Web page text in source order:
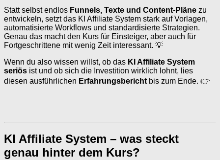
Statt selbst endlos Funnels, Texte und Content-Pläne zu
entwickeln, setzt das KI Affiliate System stark auf Vorlagen,
automatisierte Workflows und standardisierte Strategien.
Genau das macht den Kurs für Einsteiger, aber auch für
Fortgeschrittene mit wenig Zeit interessant. 💡
Wenn du also wissen willst, ob das KI Affiliate System
seriös ist und ob sich die Investition wirklich lohnt, lies
diesen ausführlichen Erfahrungsbericht bis zum Ende. 👉
KI Affiliate System – was steckt
genau hinter dem Kurs?